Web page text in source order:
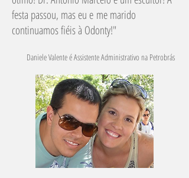
festa passou, mas eu e me marido
continuamos fiéis à Odonty!"
Daniele Valente é Assistente Administrativo na Petrobrás